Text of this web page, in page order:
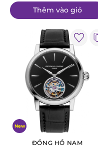
Thêm vào giỏ
New
ĐỒNG HỒ NAM